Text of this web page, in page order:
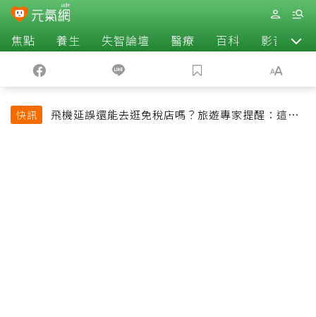
焦點 養生 失智論壇 醫療 百科 影音
快訊
飛機延誤還能去逛免稅店嗎？旅遊專家提醒：這個